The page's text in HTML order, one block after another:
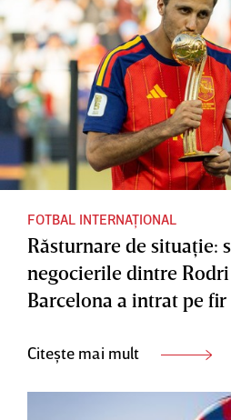
FOTBAL INTERNAȚIONAL
Răsturnare de situaţie:
negocierile dintre
Barcelona a intrat pe fir
Citește mai mult